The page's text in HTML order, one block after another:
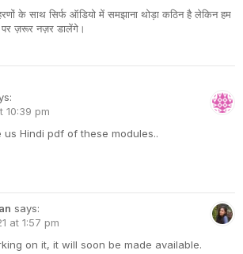
के साथ सिर्फ ऑडियो में समझाना थोड़ा कठिन है लेकिन हम
ज़रूर नज़र डालेंगे।
10:39 pm
us Hindi pdf of these modules..
says:
at 1:57 pm
on it, it will soon be made available.